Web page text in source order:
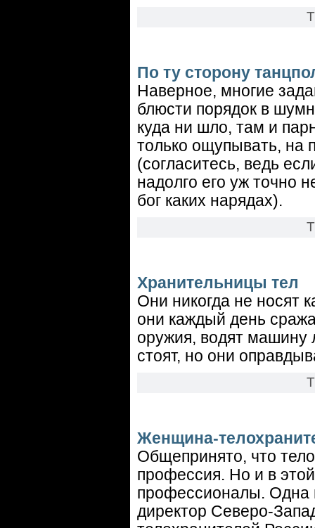
По ту сторону
Наверное, многие
блюсти порядок в
куда ни шло, там и
только ощупывать, на
(согласитесь, ведь
надолго его уж точно
бог каких нарядах).
Хранительницы тел
Они никогда не носят
они каждый день
оружия, водят
стоят, но они
Женщина-
Общепринято, что
профессия. Но и в
профессионалы. Одна
директор Северо-